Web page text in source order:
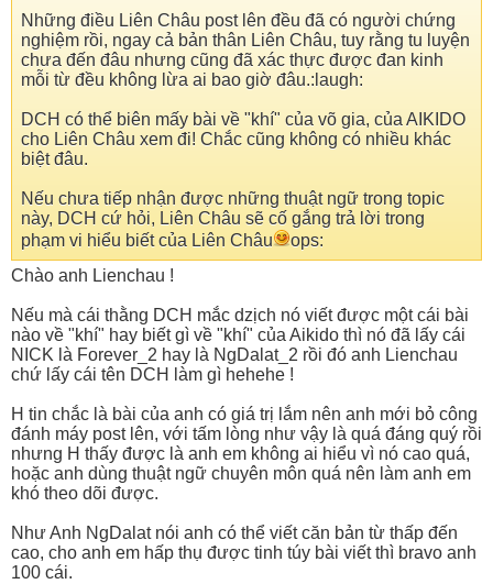
Những điều Liên Châu post lên đều đã có người chứng
nghiệm rồi, ngay cả bản thân Liên Châu, tuy rằng tu luyện
chưa đến đâu nhưng cũng đã xác thực được đan kinh
mỗi từ đều không lừa ai bao giờ đâu.:laugh:
DCH có thể biên mấy bài về "khí" của võ gia, của AIKIDO
cho Liên Châu xem đi! Chắc cũng không có nhiều khác
biệt đâu.
Nếu chưa tiếp nhận được những thuật ngữ trong topic
này, DCH cứ hỏi, Liên Châu sẽ cố gắng trả lời trong
phạm vi hiểu biết của Liên Châu
ops:
Chào anh Lienchau !
Nếu mà cái thằng DCH mắc dzịch nó viết được một cái bài
nào về "khí" hay biết gì về "khí" của Aikido thì nó đã lấy cái
NICK là Forever_2 hay là NgDalat_2 rồi đó anh Lienchau
chứ lấy cái tên DCH làm gì hehehe !
H tin chắc là bài của anh có giá trị lắm nên anh mới bỏ công
đánh máy post lên, với tấm lòng như vậy là quá đáng quý rồi
nhưng H thấy được là anh em không ai hiểu vì nó cao quá,
hoặc anh dùng thuật ngữ chuyên môn quá nên làm anh em
khó theo dõi được.
Như Anh NgDalat nói anh có thể viết căn bản từ thấp đến
cao, cho anh em hấp thụ được tinh túy bài viết thì bravo anh
100 cái.